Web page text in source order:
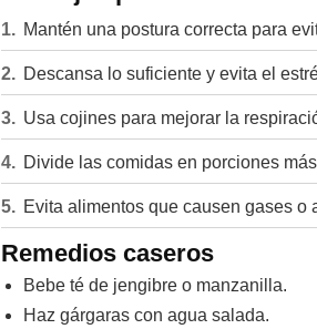
Mantén una postura correcta para
Descansa lo suficiente y evita el
Usa cojines para mejorar la
Divide las comidas en porciones
Evita alimentos que causen gases o
Remedios caseros
Bebe té de jengibre o manzanilla.
Haz gárgaras con agua salada.